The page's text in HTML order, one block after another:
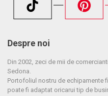
Despre noi
Din 2002, zeci de mii de
Sedona.
Portofoliul nostru de echipamente
poate fi adaptat oricarui tip de